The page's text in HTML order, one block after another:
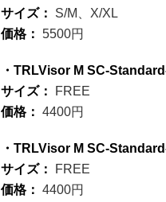
サイズ： S/M、X/XL
価格： 5500円
・TRLVisor M SC-
サイズ：
FREE
価格： 4400円
・TRLVisor M SC-
サイズ：
FREE
価格： 4400円